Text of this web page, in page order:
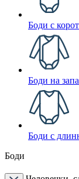
Боди с
Боди на
Боди с
Боди